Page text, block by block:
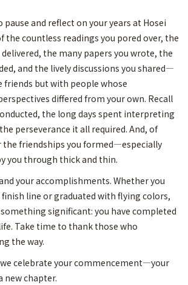
pause and reflect on your years at Hosei
the countless readings you pored over, the
the many papers you wrote, the
and the lively discussions you shared—
friends but with people whose
differed from your own. Recall
the long days spent interpreting
perseverance it all required. And, of
the friendships you formed—especially
you through thick and thin.
your accomplishments. Whether you
finish line or graduated with flying colors,
something significant: you have completed
Take time to thank those who
the way.
celebrate your commencement—your
new chapter.